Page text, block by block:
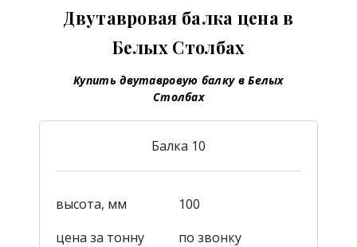
Двутавровая балка цена в
Белых Столбах
Купить двутавровую балку в Белых
Столбах
Балка 10
высота, мм
100
цена за тонну
по звонку